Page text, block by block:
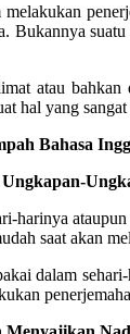
Bukannya
atau
hal yang
Bahasa
harinya
saat akan
dalam